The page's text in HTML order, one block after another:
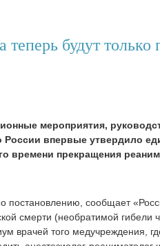
теперь будут только
мероприятия,
России впервые утвердило
времени прекращения
постановлению, сообщает
смерти (необратимой гибели
врачей того медучреждения,